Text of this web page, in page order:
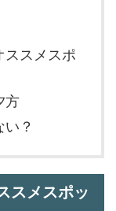
ススメスポ
方
？
スメスポッ